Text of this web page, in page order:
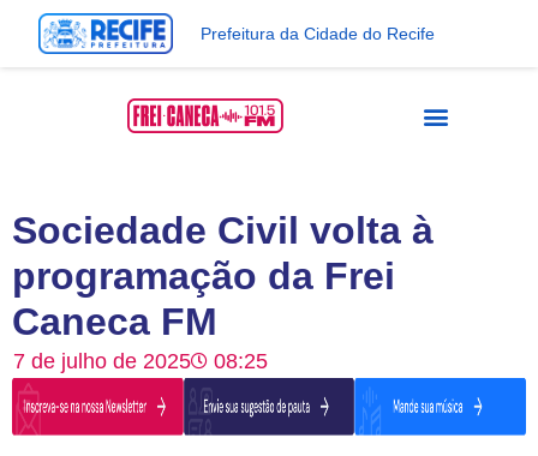
Prefeitura da Cidade do Recife
Sociedade Civil volta à
programação da Frei
Caneca FM
7 de julho de 2025 08:25